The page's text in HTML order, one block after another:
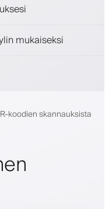
mukaiseksi
koodien skannauksista